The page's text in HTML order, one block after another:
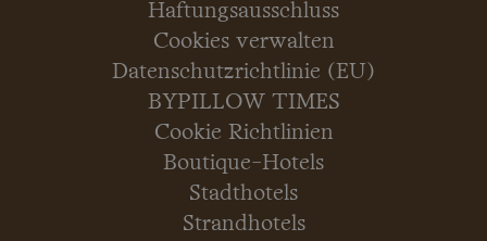
Haftungsausschluss
Cookies verwalten
Datenschutzrichtlinie (EU)
BYPILLOW TIMES
Cookie Richtlinien
Boutique-Hotels
Stadthotels
Strandhotels